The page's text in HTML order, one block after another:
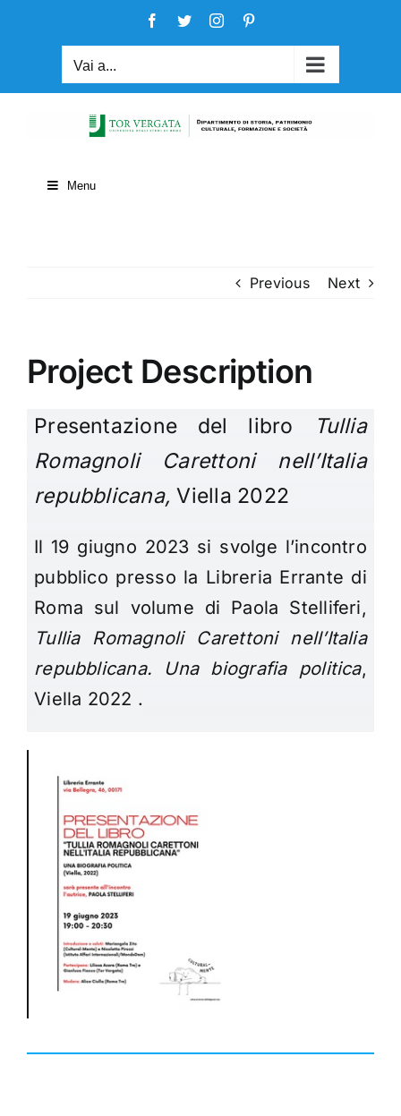
Facebook
TwitterInstagram
Vai a...
Menu
Previous Next
Project Description
Presentazione del libro
Tullia
Romagnoli Carettoni nell’Italia
repubblicana,Viella 2022
Il 19 giugno 2023 si svolge l’incontro
pubblico presso la Libreria Errante di
Roma sul volume di Paola Stelliferi,
Tullia Romagnoli Carettoni nell’Italia
repubblicana. Una biografia politica,
Viella 2022 .